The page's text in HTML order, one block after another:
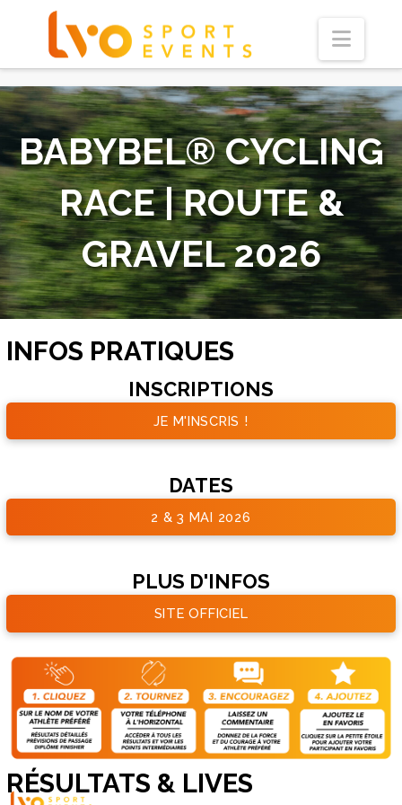
BABYBEL® CYCLING
RACE | ROUTE &
GRAVEL 2026
INFOS PRATIQUES
INSCRIPTIONS
JE M'INSCRIS !
DATES
2 & 3 MAI 2026
PLUS D'INFOS
SITE OFFICIEL
RÉSULTATS & LIVES